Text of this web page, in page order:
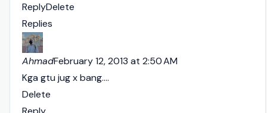
ReplyDelete
Replies
AhmadFebruary 12, 2013 at 2:50 AM
Kga gtu jug x bang....
Delete